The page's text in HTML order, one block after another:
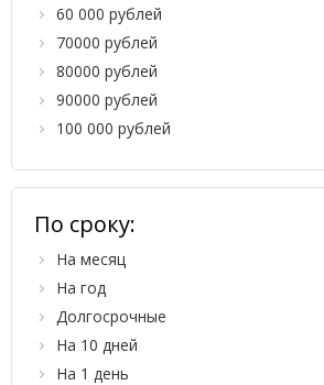
60 000 рублей
70000 рублей
80000 рублей
90000 рублей
100 000 рублей
По сроку:
На месяц
На год
Долгосрочные
На 10 дней
На 1 день